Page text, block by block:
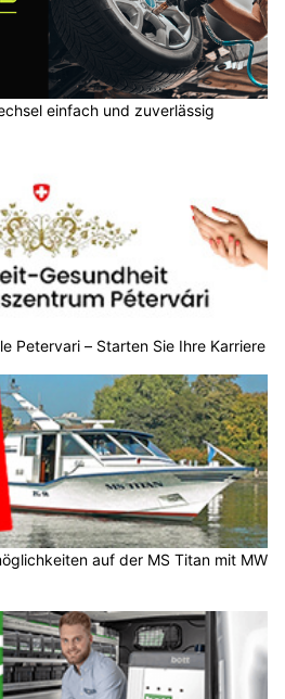
einfach und zuverlässig
Petervari – Starten Sie Ihre Karriere
auf der MS Titan mit MW